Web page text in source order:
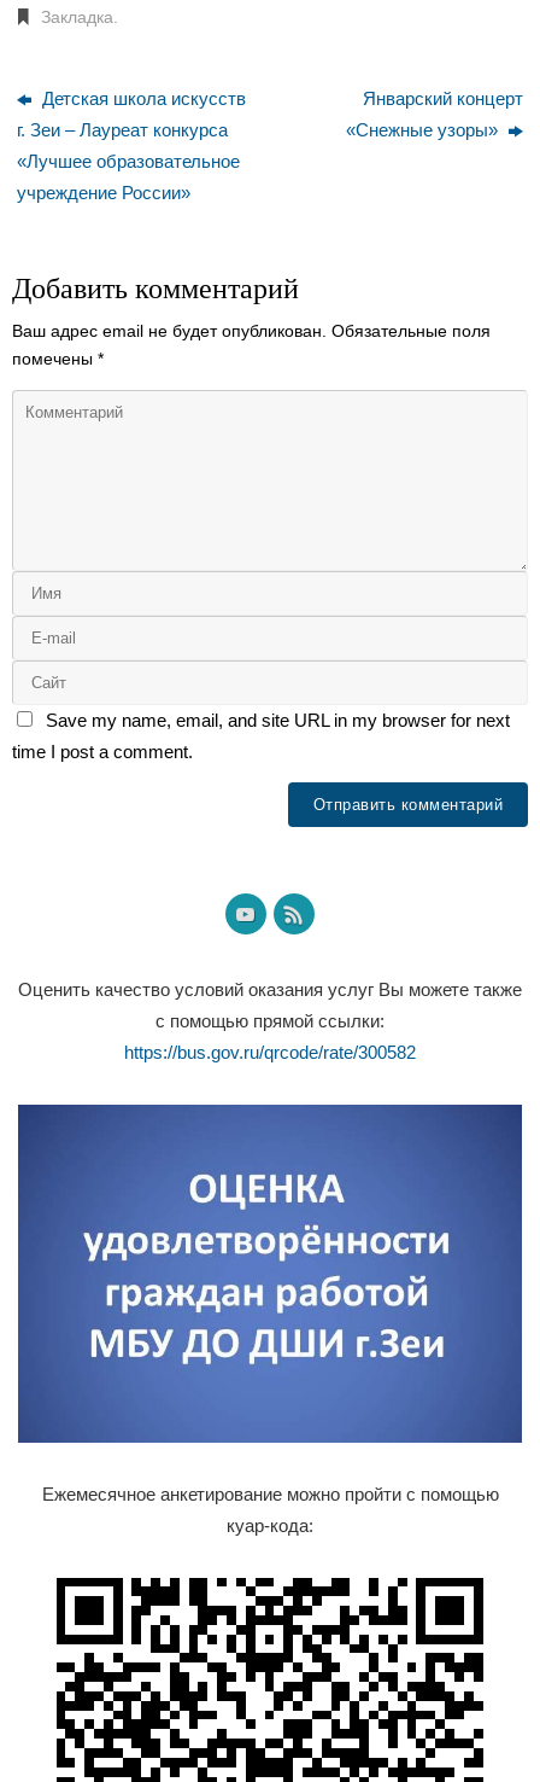
Закладка
Детская школа искусств
г. Зеи – Лауреат конкурса
«Лучшее образовательное
учреждение России»
Январский концерт
«Снежные узоры»
Добавить комментарий
Ваш адрес email не будет опубликован.
Обязательные поля
*
Save my name, email, and site URL in my browser for next
time I post a comment.
Оценить качество условий оказания услуг Вы можете также
с помощью прямой ссылки:
https://bus.gov.ru/qrcode/rate/300582
Ежемесячное анкетирование можно пройти с помощью